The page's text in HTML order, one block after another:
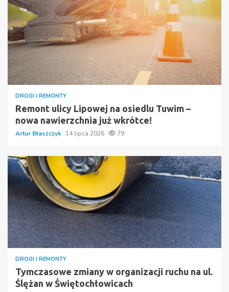
DROGI I REMONTY
Remont ulicy Lipowej na osiedlu Tuwim –
nowa nawierzchnia już wkrótce!
Artur Błaszczyk 14 lipca 2026 79
DROGI I REMONTY
Tymczasowe zmiany w organizacji ruchu na ul.
Ślężan w Świętochłowicach